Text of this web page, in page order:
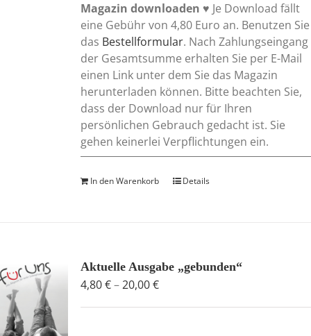
Magazin downloaden ♥ Je Download fällt
eine Gebühr von 4,80 Euro an. Benutzen Sie
das Bestellformular. Nach Zahlungseingang
der Gesamtsumme erhalten Sie per E-Mail
einen Link unter dem Sie das Magazin
herunterladen können. Bitte beachten Sie,
dass der Download nur für Ihren
persönlichen Gebrauch gedacht ist. Sie
gehen keinerlei Verpflichtungen ein.
In den Warenkorb Details
Aktuelle Ausgabe „gebunden“
4,80€–20,00€Preisspanne: